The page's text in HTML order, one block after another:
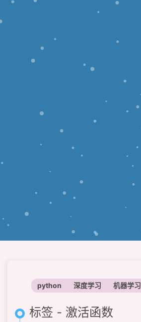
python 深度学习 机器学
标签 - 激活函数